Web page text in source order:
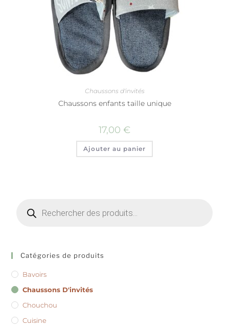
Chaussons d'invités
Chaussons enfants taille unique
17,00 €
Ajouter au panier
Catégories de produits
Bavoirs
Chaussons D'invités
Chouchou
Cuisine